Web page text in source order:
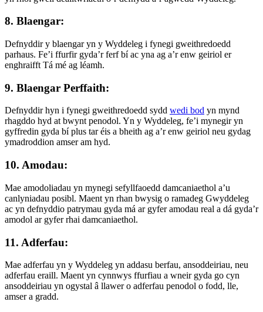
8. Blaengar:
Defnyddir y blaengar yn y Wyddeleg i fynegi gweithredoedd
parhaus. Fe’i ffurfir gyda’r ferf bí ac yna ag a’r enw geiriol er
enghraifft Tá mé ag léamh.
9. Blaengar Perffaith:
Defnyddir hyn i fynegi gweithredoedd sydd wedi bod yn mynd
rhagddo hyd at bwynt penodol. Yn y Wyddeleg, fe’i mynegir yn
gyffredin gyda bí plus tar éis a bheith ag a’r enw geiriol neu gydag
ymadroddion amser am hyd.
10. Amodau:
Mae amodoliadau yn mynegi sefyllfaoedd damcaniaethol a’u
canlyniadau posibl. Maent yn rhan bwysig o ramadeg Gwyddeleg
ac yn defnyddio patrymau gyda má ar gyfer amodau real a dá gyda’r
amodol ar gyfer rhai damcaniaethol.
11. Adferfau:
Mae adferfau yn y Wyddeleg yn addasu berfau, ansoddeiriau, neu
adferfau eraill. Maent yn cynnwys ffurfiau a wneir gyda go cyn
ansoddeiriau yn ogystal â llawer o adferfau penodol o fodd, lle,
amser a gradd.